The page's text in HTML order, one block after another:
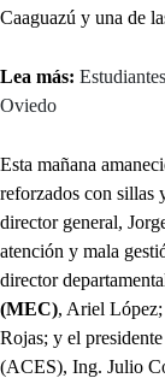
Caaguazú y una de
Lea más:
Oviedo
Esta mañana
reforzados con sillas
director general,
atención y mala
director
(MEC), Ariel
Rojas; y el
(ACES), Ing. Julio